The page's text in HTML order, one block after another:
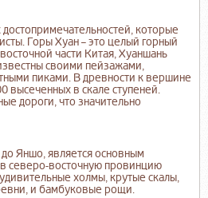
достопримечательностей, которые
Горы Хуан – это целый горный
части Китая, Хуаншань
своими пейзажами,
пиками. В древности к вершине
высеченных в скале ступеней.
дороги, что значительно
Яншо, является основным
северо-восточную провинцию
холмы, крутые скалы,
и бамбуковые рощи.